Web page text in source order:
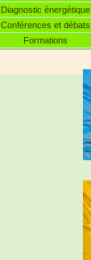
Diagnostic énergétique
Conférences et débats
Formations